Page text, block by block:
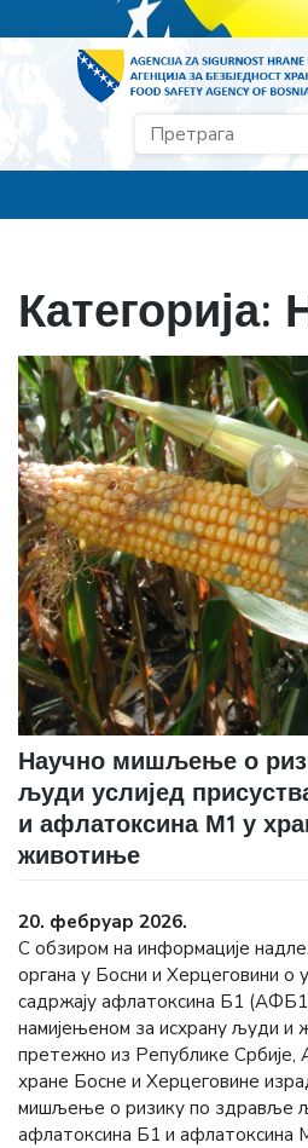
Категорија:
Научно мишљење о
људи услијед
и афлатоксина М1 у
животиње
20. фебруар 2026.
С обзиром на информације
органа у Босни и Херцеговини о
садржају афлатоксина Б1
намијењеном за исхрану људи и
претежно из Републике Србије,
хране Босне и Херцеговине
мишљење о ризику по здравље
афлатоксина Б1 и афлатоксина